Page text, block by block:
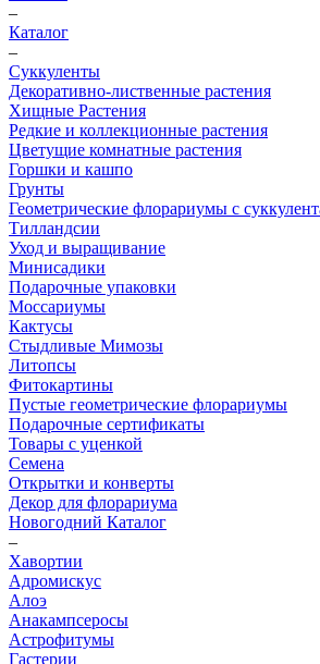
–
Каталог
–
Суккуленты
Декоративно-лиственные растения
Хищные Растения
Редкие и коллекционные растения
Цветущие комнатные растения
Горшки и кашпо
Грунты
Геометрические флорариумы с
Тилландсии
Уход и выращивание
Минисадики
Подарочные упаковки
Моссариумы
Кактусы
Стыдливые Мимозы
Литопсы
Фитокартины
Пустые геометрические флорариумы
Подарочные сертификаты
Товары с уценкой
Семена
Открытки и конверты
Декор для флорариума
Новогодний Каталог
–
Хавортии
Адромискус
Алоэ
Анакампсеросы
Астрофитумы
Гастерии